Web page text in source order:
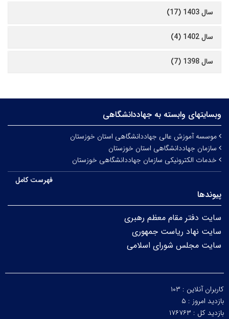
سال 1403 (17)
سال 1402 (4)
سال 1398 (7)
وبسایتهای وابسته به جهاددانشگاهی
موسسه آموزش عالی جهاددانشگاهی استان خوزستان
سازمان جهاددانشگاهی استان خوزستان
خدمات الکترونیکی سازمان جهاددانشگاهی خوزستان
فهرست کامل
پیوندها
سایت دفتر مقام معظم رهبری
سایت نهاد ریاست جمهوری
سایت مجلس شورای اسلامی
کاربران آنلاین : ۱۰۳
بازدید امروز : ۵
بازدید کل : ۱۷۶۷۶۳